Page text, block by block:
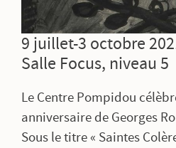
9 juillet-3 octobre
Salle Focus, niveau 5
Le Centre Pompidou
anniversaire de Georges
Sous le titre « Saintes